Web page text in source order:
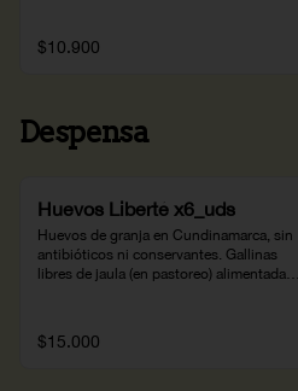
$10.900
Despensa
Huevos Liberté x6_uds
Huevos de granja en Cundinamarca, sin
antibióticos ni conservantes. Gallinas
libres de jaula (en pastoreo) alimentadas
plantas nativas de la región. Huevos ricos
en omega 3 y luteína, propiedades para la
$15.000